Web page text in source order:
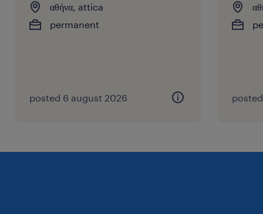
αθήνα, attica
permanent
posted 6 august 2026